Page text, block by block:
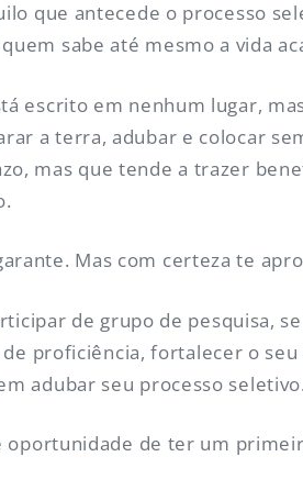
que antecede o processo
sabe até mesmo a vida
escrito em nenhum lugar,
a terra, adubar e colocar
mas que tende a trazer
Mas com certeza te
de grupo de pesquisa,
proficiência, fortalecer o
adubar seu processo seletivo.
oportunidade de ter um